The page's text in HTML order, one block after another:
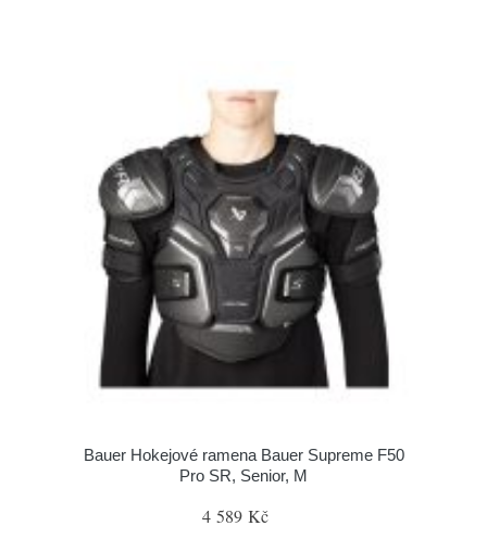
Bauer Hokejové ramena Bauer Supreme F50
Pro SR, Senior, M
4 589 Kč